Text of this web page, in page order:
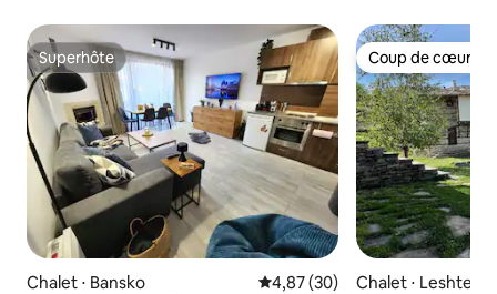
Superhôte
Superhôte
Chalet ⋅ Bansko Évaluation moyenne sur la
4,87 (30)
Coup de cœur
Coup de cœur
Chalet ⋅ Leshten